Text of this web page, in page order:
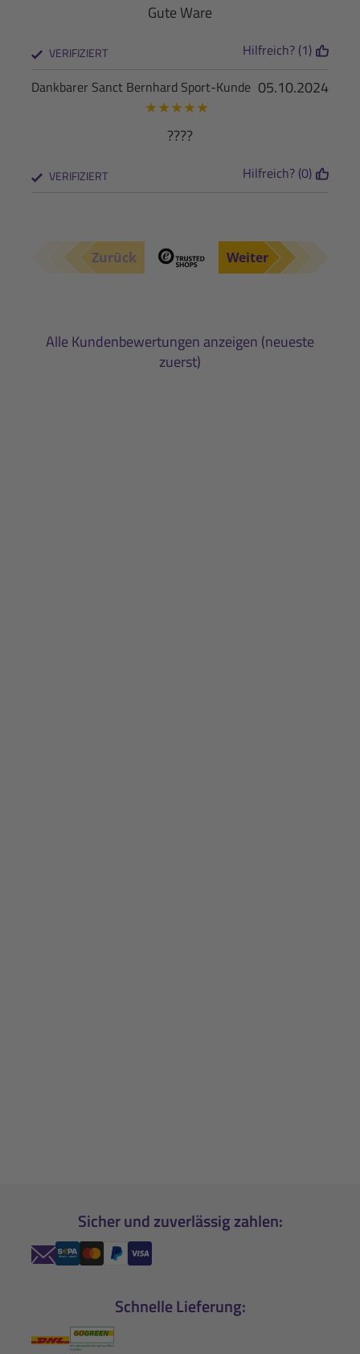
Gute Ware
VERIFIZIERT Hilfreich? (1)
05.10.2024
Dankbarer Sanct Bernhard Sport-Kunde
★★★★★
????
VERIFIZIERT Hilfreich? (0)
Zurück Weiter
Alle Kundenbewertungen anzeigen (neueste
zuerst)
Sicher und zuverlässig zahlen:
Schnelle Lieferung: